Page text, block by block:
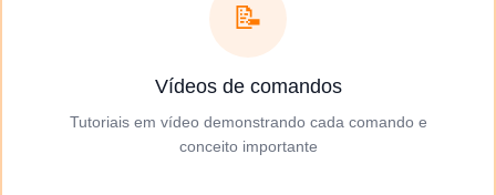
📝
Vídeos de comandos
Tutoriais em vídeo demonstrando cada comando e
conceito importante